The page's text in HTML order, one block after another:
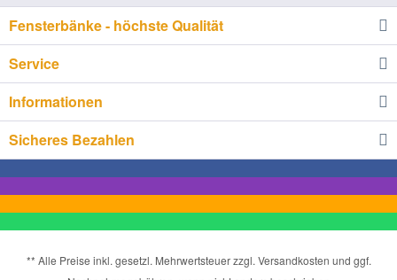
Fensterbänke - höchste Qualität
Service
Informationen
Sicheres Bezahlen
** Alle Preise inkl. gesetzl. Mehrwertsteuer zzgl. Versandkosten und ggf.